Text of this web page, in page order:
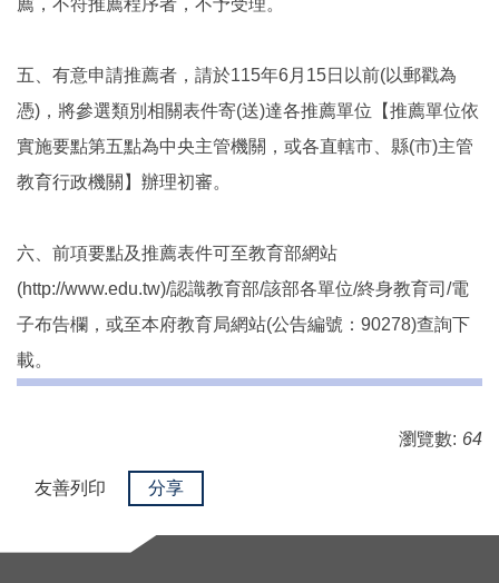
五、有意申請推薦者，請於115年6月15日以前(以郵戳為
憑)，將參選類別相關表件寄(送)達各推薦單位【推薦單位依
實施要點第五點為中央主管機關，或各直轄市、縣(市)主管
教育行政機關】辦理初審。
六、前項要點及推薦表件可至教育部網站
(http://www.edu.tw)/認識教育部/該部各單位/終身教育司/電
子布告欄，或至本府教育局網站(公告編號：90278)查詢下
載。
瀏覽數: 64
友善列印 分享